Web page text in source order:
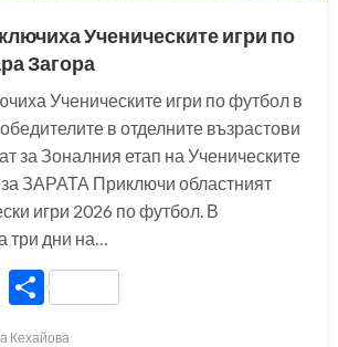
Ученическите игри по
Загора
Ученическите игри по футбол в
в отделните възрастови
за Зоналния етап на Ученическите
ЗАРАТА Приключи областният
игри 2026 по футбол. В
три дни на…
X Share
Кехайова